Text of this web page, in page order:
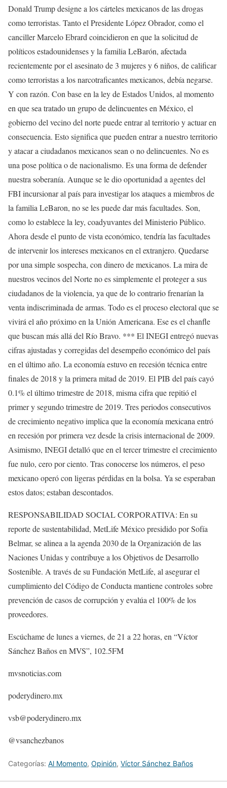
Donald Trump designe a los cárteles mexicanos de las drogas
como terroristas. Tanto el Presidente López Obrador, como el
canciller Marcelo Ebrard coincidieron en que la solicitud de
políticos estadounidenses y la familia LeBarón, afectada
recientemente por el asesinato de 3 mujeres y 6 niños, de calificar
como terroristas a los narcotraficantes mexicanos, debía negarse.
Y con razón. Con base en la ley de Estados Unidos, al momento
en que sea tratado un grupo de delincuentes en México, el
gobierno del vecino del norte puede entrar al territorio y actuar en
consecuencia. Esto significa que pueden entrar a nuestro territorio
y atacar a ciudadanos mexicanos sean o no delincuentes. No es
una pose política o de nacionalismo. Es una forma de defender
nuestra soberanía. Aunque se le dio oportunidad a agentes del
FBI incursionar al país para investigar los ataques a miembros de
la familia LeBaron, no se les puede dar más facultades. Son,
como lo establece la ley, coadyuvantes del Ministerio Público.
Ahora desde el punto de vista económico, tendría las facultades
de intervenir los intereses mexicanos en el extranjero. Quedarse
por una simple sospecha, con dinero de mexicanos. La mira de
nuestros vecinos del Norte no es simplemente el proteger a sus
ciudadanos de la violencia, ya que de lo contrario frenarían la
venta indiscriminada de armas. Todo es el proceso electoral que se
vivirá el año próximo en la Unión Americana. Ese es el chanfle
que buscan más allá del Río Bravo. *** El INEGI entregó nuevas
cifras ajustadas y corregidas del desempeño económico del país
en el último año. La economía estuvo en recesión técnica entre
finales de 2018 y la primera mitad de 2019. El PIB del país cayó
0.1% el último trimestre de 2018, misma cifra que repitió el
primer y segundo trimestre de 2019. Tres periodos consecutivos
de crecimiento negativo implica que la economía mexicana entró
en recesión por primera vez desde la crisis internacional de 2009.
Asimismo, INEGI detalló que en el tercer trimestre el crecimiento
fue nulo, cero por ciento. Tras conocerse los números, el peso
mexicano operó con ligeras pérdidas en la bolsa. Ya se esperaban
estos datos; estaban descontados.
RESPONSABILIDAD SOCIAL CORPORATIVA: En su
reporte de sustentabilidad, MetLife México presidido por Sofía
Belmar, se alinea a la agenda 2030 de la Organización de las
Naciones Unidas y contribuye a los Objetivos de Desarrollo
Sostenible. A través de su Fundación MetLife, al asegurar el
cumplimiento del Código de Conducta mantiene controles sobre
prevención de casos de corrupción y evalúa el 100% de los
proveedores.
Escúchame de lunes a viernes, de 21 a 22 horas, en “Víctor
Sánchez Baños en MVS”, 102.5FM
mvsnoticias.com
poderydinero.mx
vsb@poderydinero.mx
@vsanchezbanos
Categorías: Al Momento, Opinión, Víctor Sánchez Baños